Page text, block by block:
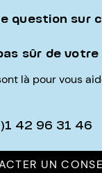
question sur
sûr de
là pour vous
42 96 31 46
UN